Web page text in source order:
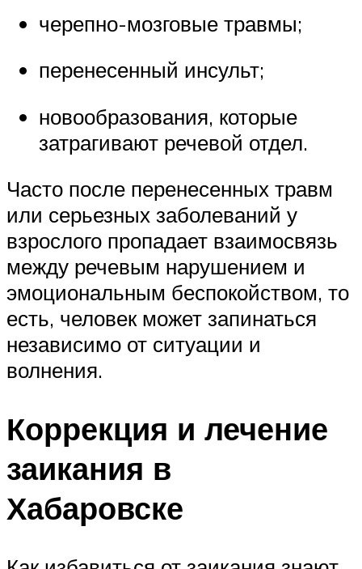
черепно-мозговые травмы;
перенесенный инсульт;
новообразования, которые
затрагивают речевой отдел.
Часто после перенесенных травм
или серьезных заболеваний у
взрослого пропадает взаимосвязь
между речевым нарушением и
эмоциональным беспокойством, то
есть, человек может запинаться
независимо от ситуации и
волнения.
Коррекция и лечение
заикания в
Хабаровске